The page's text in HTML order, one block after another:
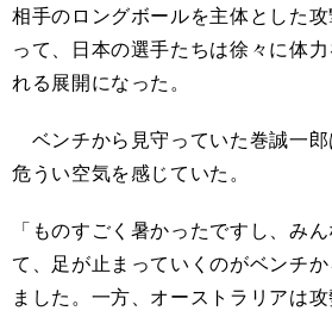
相手のロングボールを主体とした
って、日本の選手たちは徐々に体
れる展開になった。
ベンチから見守っていた巻誠一郎
危うい空気を感じていた。
「ものすごく暑かったですし、み
て、足が止まっていくのがベンチ
ました。一方、オーストラリアは